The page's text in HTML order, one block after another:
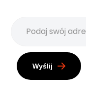
Wyślij